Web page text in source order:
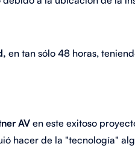
en tan sólo 48 horas,
AV en este exitoso
hacer de la "tecnología"